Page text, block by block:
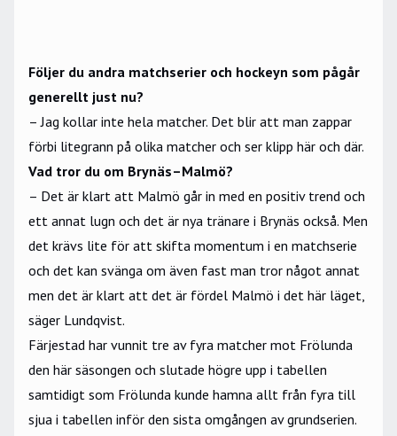
Följer du andra matchserier och hockeyn som pågår
generellt just nu?
– Jag kollar inte hela matcher. Det blir att man zappar
förbi litegrann på olika matcher och ser klipp här och där.
Vad tror du om Brynäs–Malmö?
– Det är klart att Malmö går in med en positiv trend och
ett annat lugn och det är nya tränare i Brynäs också. Men
det krävs lite för att skifta momentum i en matchserie
och det kan svänga om även fast man tror något annat
men det är klart att det är fördel Malmö i det här läget,
säger Lundqvist.
Färjestad har vunnit tre av fyra matcher mot Frölunda
den här säsongen och slutade högre upp i tabellen
samtidigt som Frölunda kunde hamna allt från fyra till
sjua i tabellen inför den sista omgången av grundserien.